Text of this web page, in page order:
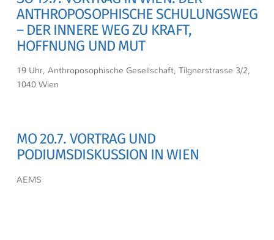
ANTHROPOSOPHISCHE SCHULUNGSWEG
– DER INNERE WEG ZU KRAFT,
HOFFNUNG UND MUT
19 Uhr, Anthroposophische Gesellschaft, Tilgnerstrasse 3/2,
1040 Wien
MO 20.7. VORTRAG UND
PODIUMSDISKUSSION IN WIEN
AEMS